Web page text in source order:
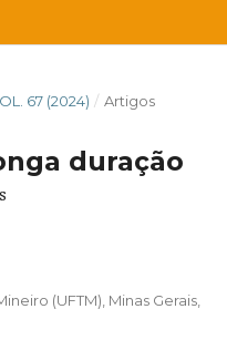
67 (2024) / Artigos
duração
(UFTM), Minas Gerais,